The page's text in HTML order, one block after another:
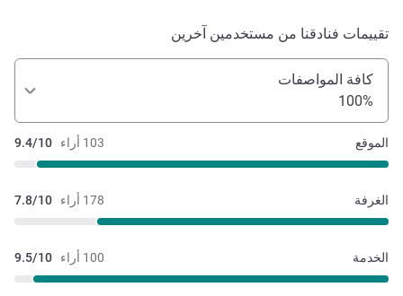
تقييمات فنادقنا من مستخدمين آخرين
كافة المواصفات
100%
103 أراء 9.4/10 الموقع
178 أراء 7.8/10 الغرفة
100 أراء 9.5/10 الخدمة